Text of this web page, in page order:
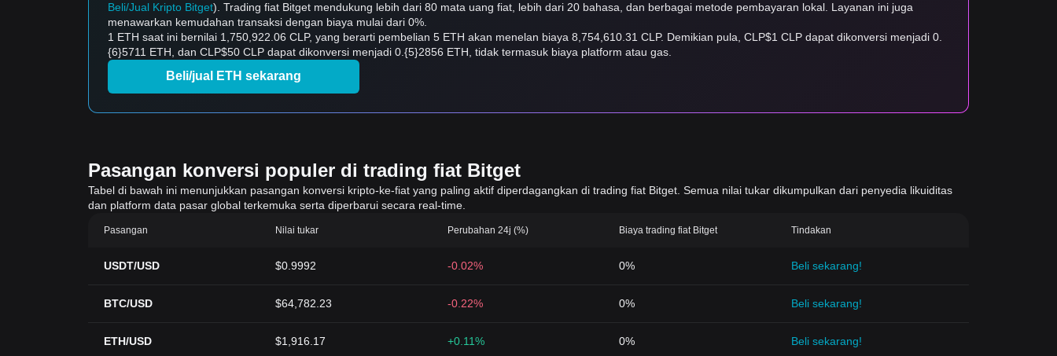
Beli/Jual Kripto Bitget). Trading fiat Bitget mendukung lebih dari 80 mata uang fiat, lebih dari 20 bahasa, dan berbagai metode pembayaran lokal. Layanan ini juga
menawarkan kemudahan transaksi dengan biaya mulai dari 0%.
1 ETH saat ini bernilai 1,750,922.06 CLP, yang berarti pembelian 5 ETH akan menelan biaya 8,754,610.31 CLP. Demikian pula, CLP$1 CLP dapat dikonversi menjadi 0.
{6}5711 ETH, dan CLP$50 CLP dapat dikonversi menjadi 0.{5}2856 ETH, tidak termasuk biaya platform atau gas.
Beli/jual ETH sekarang
Pasangan konversi populer di trading fiat Bitget
Tabel di bawah ini menunjukkan pasangan konversi kripto-ke-fiat yang paling aktif diperdagangkan di trading fiat Bitget. Semua nilai tukar dikumpulkan dari penyedia likuiditas
dan platform data pasar global terkemuka serta diperbarui secara real-time.
Pasangan Nilai tukar Perubahan 24j (%) Biaya trading fiat Bitget Tindakan
USDT/USD $0.9992 -0.02% 0% Beli sekarang!
BTC/USD $64,782.23 -0.22% 0% Beli sekarang!
ETH/USD $1,916.17 +0.11% 0% Beli sekarang!